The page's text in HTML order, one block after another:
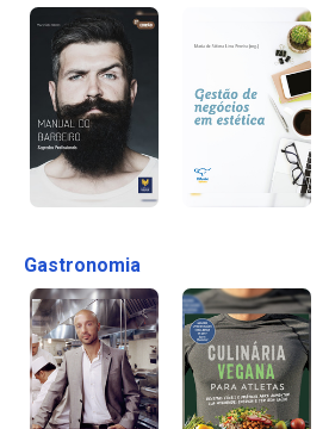
Gastronomia